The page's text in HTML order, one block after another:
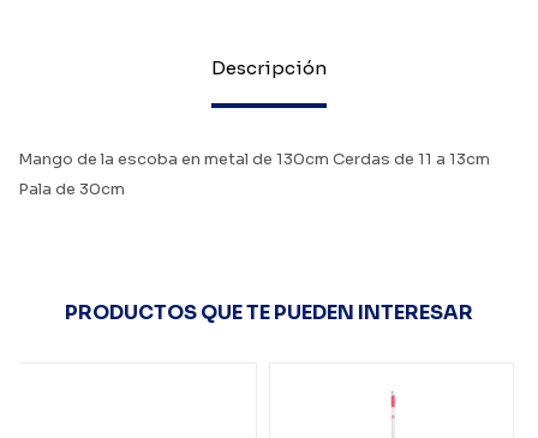
Descripción
Mango de la escoba en metal de 130cm Cerdas de 11 a 13cm
Pala de 30cm
PRODUCTOS QUE TE PUEDEN INTERESAR